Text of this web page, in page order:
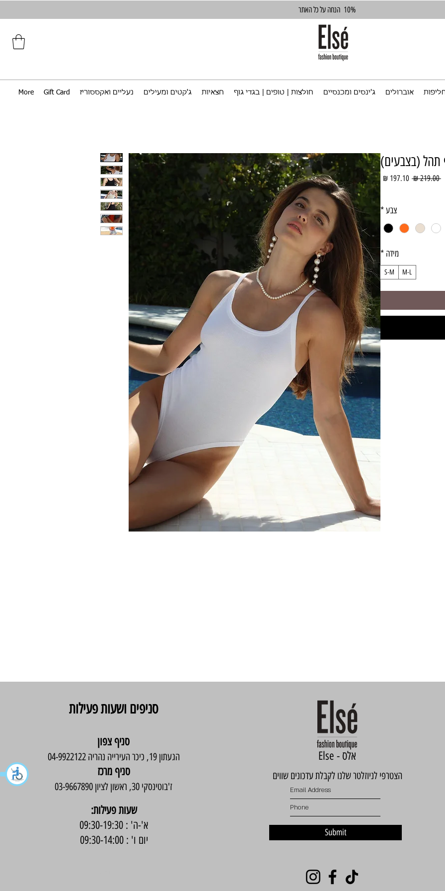
10% הנחה על כל האתר
אוברולים ג'ינסים ומכנסיים חולצות | טופים | בגדי גוף חצאיות ג'קטים ומעילים נעליים ואקססוריז Gift Card
More
תהל (בצבעים)
‏219.00 ‏₪
מחיר
מחיר
מבצע
צבע*
מידה *
M-L
S-M
סניפים ושעות פעילות
סניף צפון
הגעתון 19, כיכר העירייה נהריה 04-9922122
סניף מרכז
ז'בוטינסקי 30, ראשון לציון 03-9667890
:שעות פעילות
א'-ה' : 09:30-19:30
יום ו' : 09:30-14:00
Else - אלס
הצטרפי לניוזלטר שלנו לקבלת עדכונים שווים
Submit